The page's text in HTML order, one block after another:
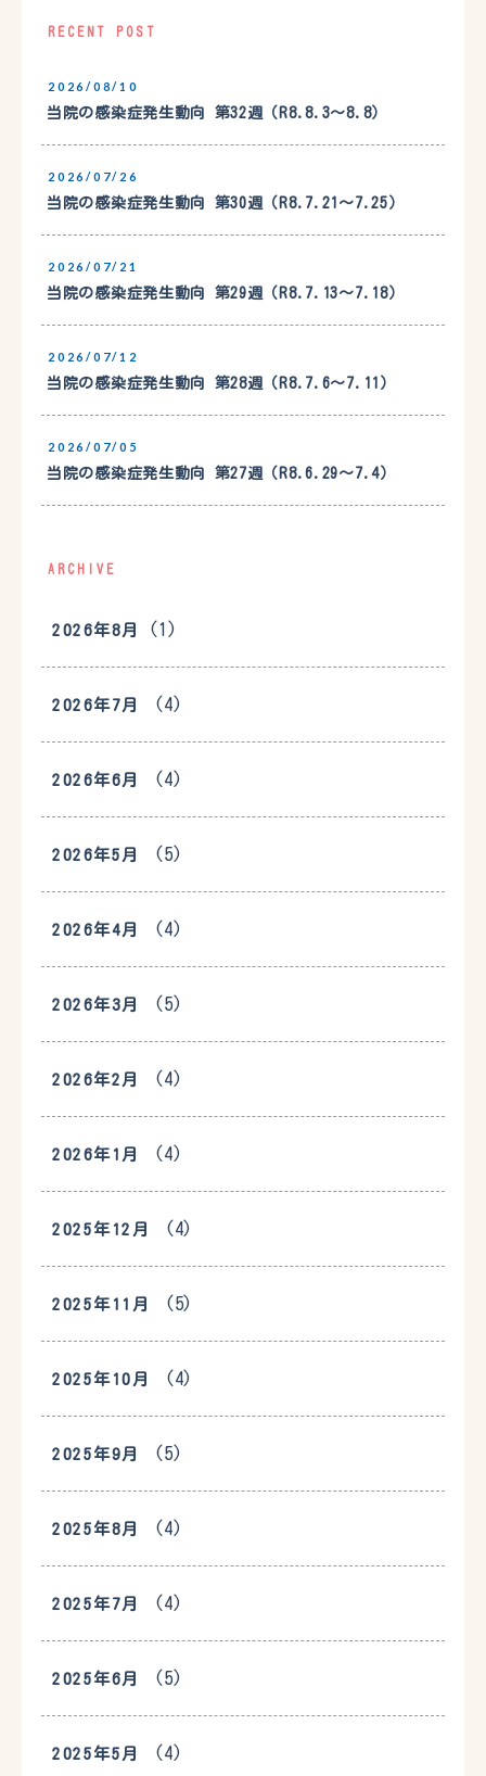
RECENT POST
2026/08/10
当院の感染症発生動向 第32週（R8.8.3〜8.8）
2026/07/26
当院の感染症発生動向 第30週（R8.7.21〜7.25）
2026/07/21
当院の感染症発生動向 第29週（R8.7.13〜7.18）
2026/07/12
当院の感染症発生動向 第28週（R8.7.6〜7.11）
2026/07/05
当院の感染症発生動向 第27週（R8.6.29〜7.4）
ARCHIVE
2026年8月 (1)
2026年7月 (4)
2026年6月 (4)
2026年5月 (5)
2026年4月 (4)
2026年3月 (5)
2026年2月 (4)
2026年1月 (4)
2025年12月 (4)
2025年11月 (5)
2025年10月 (4)
2025年9月 (5)
2025年8月 (4)
2025年7月 (4)
2025年6月 (5)
2025年5月 (4)